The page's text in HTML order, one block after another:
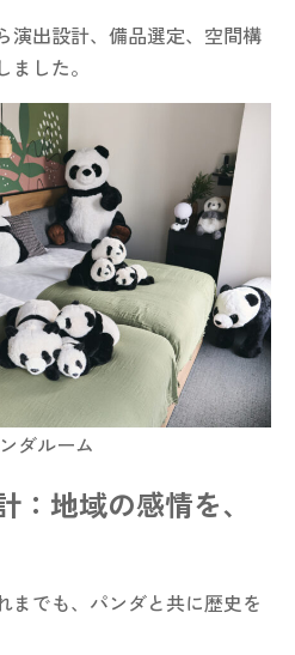
演出設計、備品選定、空間構
した。
ダルーム
地域の感情を、
までも、パンダと共に歴史を